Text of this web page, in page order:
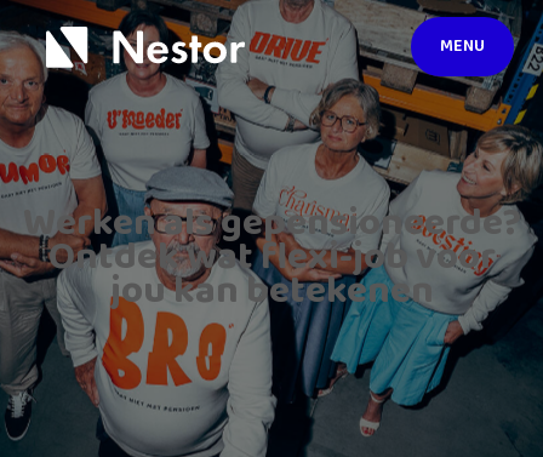
MENU
Werken als gepensioneerde?
Ontdek wat flexi-job voor
jou kan betekenen